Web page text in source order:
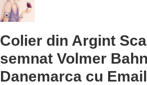
Colier din Argint
semnat Volmer
Danemarca cu